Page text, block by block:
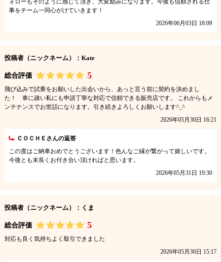
ォローもそのように感じて頂き、大変励みになります。今後も信頼される仕
事をチーム一同心がけていきます！
2026年06月03日 18:09
投稿者（ニックネーム）：Kate
総合評価 5
飛び込みで試乗をお願いした出会いから、あっと言う前に契約を決めまし
た！ 車に疎い私にも申請丁寧な対応で信頼できる販売店です。 これからもメ
ンテナンスでお世話になります。引き続きよろしくお願いします^_^
2026年05月30日 16:21
ＣＯＣＨＥさんの返答
この度はご納車おめでとうございます！色んなご縁が繋がって嬉しいです。
今後とも末長くお付き合い頂ければと思います。
2026年05月31日 19:30
投稿者（ニックネーム）：くま
総合評価 5
対応も良く気持ちよく取引できました
2026年05月30日 15:17